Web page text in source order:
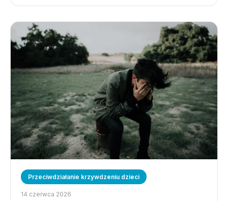
Przeciwdziałanie krzywdzeniu dzieci
14 czerwca 2026